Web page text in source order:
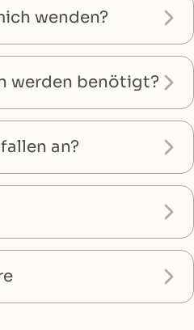
wenden?
werden benötigt?
an?